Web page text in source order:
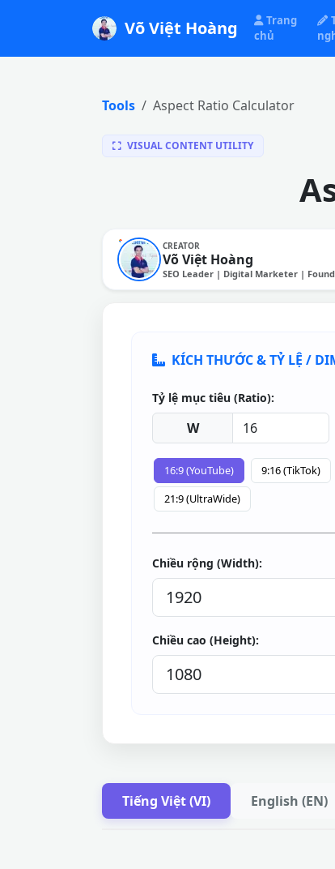
Võ Việt Hoàng
Trang
chủ
Tools Aspect Ratio Calculator
VISUAL CONTENT UTILITY
CREATOR
Võ Việt Hoàng
SEO Leader | Digital Marketer |
KÍCH THƯỚC & TỶ LỆ /
Tỷ lệ mục tiêu (Ratio):
W
16:9 (YouTube) 9:16 (TikTok)
21:9 (UltraWide)
Chiều rộng (Width):
Chiều cao (Height):
Tiếng Việt (VI) English (EN)